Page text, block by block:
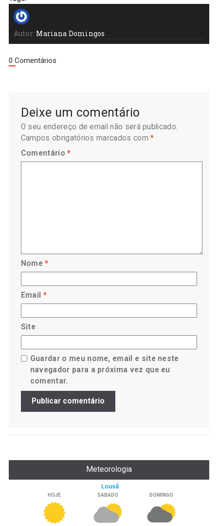
Autor: Mariana Domingos
0 Comentários
Deixe um comentário
O seu endereço de email não será publicado.
Campos obrigatórios marcados com*
Comentário*
Nome*
Email *
Site
Guardar o meu nome, email e site neste
navegador para a próxima vez que eu
comentar.
Meteorologia